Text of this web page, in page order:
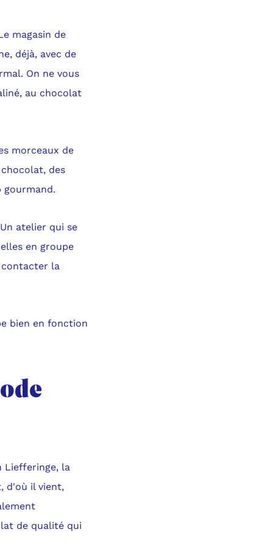
magasin de
déjà, avec de
On ne vous
au chocolat
morceaux de
des
atelier qui se
en groupe
la
bien en fonction
Liefferinge, la
d'où il vient,
de qualité qui